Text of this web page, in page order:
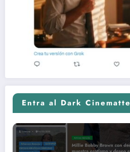
Entra al Dark Cinematte